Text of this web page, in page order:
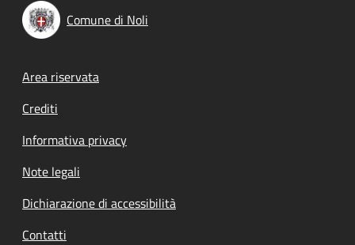
Comune di Noli
Footer menu
Area riservata
Crediti
Informativa privacy
Note legali
Dichiarazione di accessibilità
Contatti